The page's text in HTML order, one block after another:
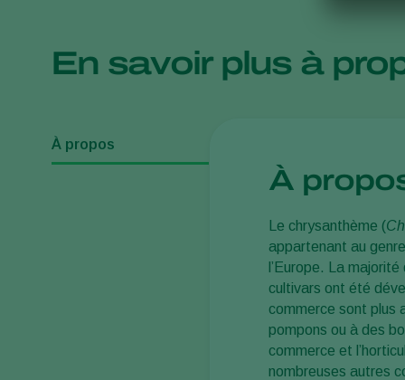
En savoir plus à
À propos
À
Le chrysanthème (
appartenant au genre
l’Europe. La
cultivars ont été
commerce sont plus
pompons ou à des
commerce et
nombreuses autres